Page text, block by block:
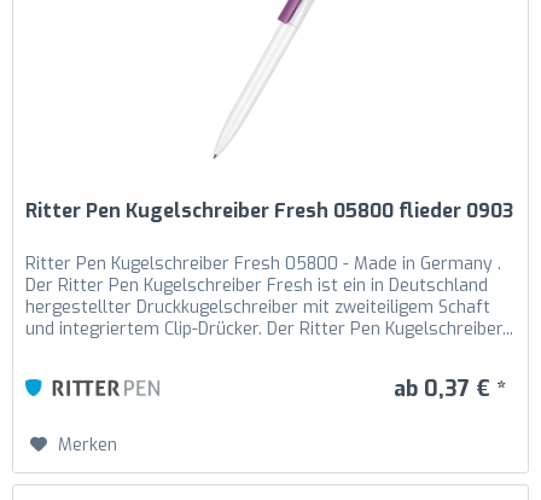
Ritter Pen Kugelschreiber Fresh 05800 flieder 0903
Ritter Pen Kugelschreiber Fresh 05800 - Made in Germany .
Der Ritter Pen Kugelschreiber Fresh ist ein in Deutschland
hergestellter Druckkugelschreiber mit zweiteiligem Schaft
und integriertem Clip-Drücker. Der Ritter Pen Kugelschreiber...
ab 0,37 € *
Merken